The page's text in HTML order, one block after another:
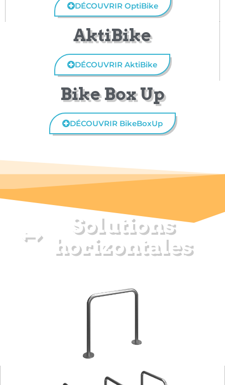
DÉCOUVRIR OptiBike
AktiBike
DÉCOUVRIR AktiBike
Bike Box Up
DÉCOUVRIR BikeBoxUp
Solutions
horizontales